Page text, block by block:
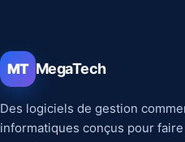
MT MegaTech
Des logiciels de gestion
informatiques conçus pour